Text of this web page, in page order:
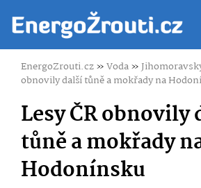
EnergoZrouti.cz»Voda»
obnovily další tůně a mokřady na
Lesy ČR obnovily
tůně a mokřady
Hodonínsku